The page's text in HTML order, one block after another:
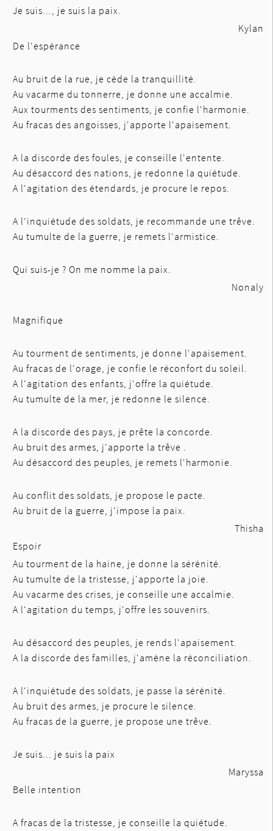
Je suis..., je suis la paix.
Kylan
De l'espérance
Au bruit de la rue, je cède la tranquillité.
Au vacarme du tonnerre, je donne une accalmie.
Aux tourments des sentiments, je confie l'harmonie.
Au fracas des angoisses, j'apporte l'apaisement.
A la discorde des foules, je conseille l'entente.
Au désaccord des nations, je redonne la quiétude.
A l'agitation des étendards, je procure le repos.
A l'inquiétude des soldats, je recommande une trêve.
Au tumulte de la guerre, je remets l'armistice.
Qui suis-je ? On me nomme la paix.
Nonaly
Magnifique
Au tourment de sentiments, je donne l'apaisement.
Au fracas de l'orage, je confie le réconfort du soleil.
A l'agitation des enfants, j'offre la quiétude.
Au tumulte de la mer, je redonne le silence.
A la discorde des pays, je prête la concorde.
Au bruit des armes, j'apporte la trêve .
Au désaccord des peuples, je remets l'harmonie.
Au conflit des soldats, je propose le pacte.
Au bruit de la guerre, j'impose la paix.
Thisha
Espoir
Au tourment de la haine, je donne la sérénité.
Au tumulte de la tristesse, j'apporte la joie.
Au vacarme des crises, je conseille une accalmie.
A l'agitation du temps, j'offre les souvenirs.
Au désaccord des peuples, je rends l'apaisement.
A la discorde des familles, j'amène la réconciliation.
A l'inquiétude des soldats, je passe la sérénité.
Au bruit des armes, je procure le silence.
Au fracas de la guerre, je propose une trêve.
Je suis... je suis la paix
Maryssa
Belle intention
A fracas de la tristesse, je conseille la quiétude.